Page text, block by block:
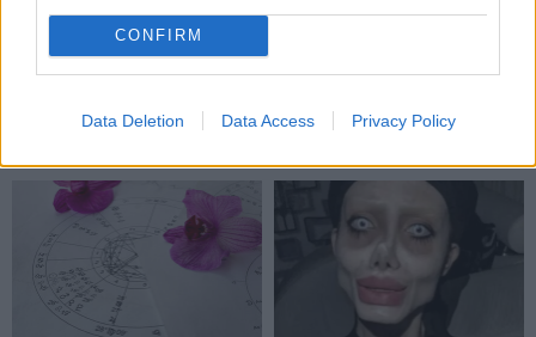
CONFIRM
Data Deletion Data Access Privacy Policy